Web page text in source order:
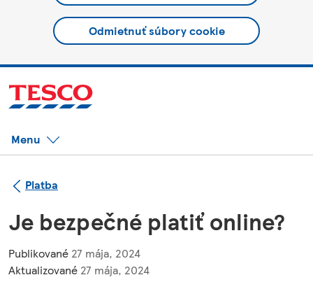
Odmietnuť súbory cookie
Menu
Platba
Je bezpečné platiť online?
Publikované 27 mája, 2024
Aktualizované 27 mája, 2024